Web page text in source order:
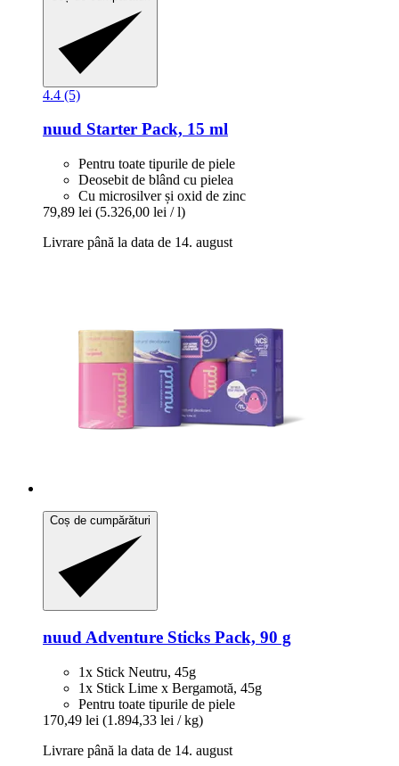
4.4 (5)
nuud Starter Pack, 15 ml
Pentru toate tipurile de piele
Deosebit de blând cu pielea
Cu microsilver și oxid de zinc
79,89 lei (5.326,00 lei / l)
Livrare până la data de 14. august
Coș de cumpărături
nuud Adventure Sticks Pack, 90 g
1x Stick Neutru, 45g
1x Stick Lime x Bergamotă, 45g
Pentru toate tipurile de piele
170,49 lei (1.894,33 lei / kg)
Livrare până la data de 14. august